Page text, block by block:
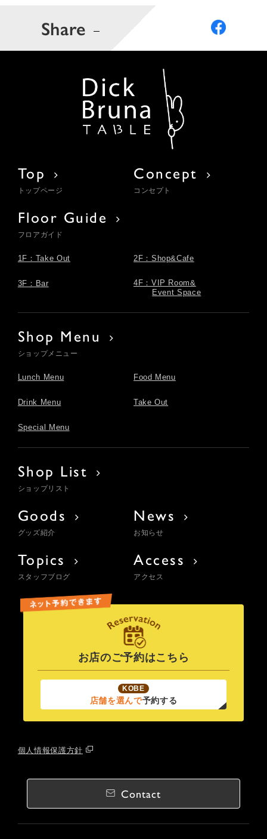
Share
Top
トップページ
Concept
コンセプト
Floor Guide
フロアガイド
1F：Take Out 2F：Shop&Cafe
3F：Bar
4F：VIP Room&
Event Space
Shop Menu
ショップメニュー
Lunch Menu Food Menu
Drink Menu Take Out
Special Menu
Shop List
ショップリスト
Goods
グッズ紹介
News
お知らせ
Topics
スタッフブログ
Access
アクセス
お店のご予約はこちら
KOBE
店舗を選んで予約する
個人情報保護方針
Contact